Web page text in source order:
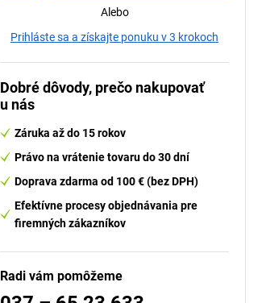
Alebo
Prihláste sa a získajte ponuku v 3 krokoch
Dobré dôvody, prečo nakupovať
u nás
Záruka až do 15 rokov
Právo na vrátenie tovaru do 30 dní
Doprava zdarma od 100 € (bez DPH)
Efektívne procesy objednávania pre
firemných zákazníkov
Radi vám pomôžeme